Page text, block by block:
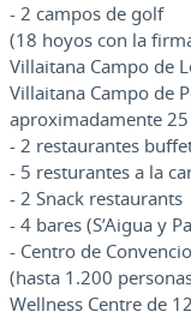
- 2 campos de golf
(18 hoyos con la
Villaitana Campo de
Villaitana Campo de
aproximadamente
- 2 restaurantes
- 5 resturantes a la
- 2 Snack restaurants
- 4 bares (S’Aigua y
- Centro de
(hasta 1.200
Wellness Centre de